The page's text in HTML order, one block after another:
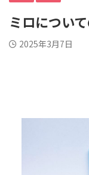
ミロについ
2025年3月7日